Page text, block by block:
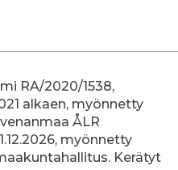
RA/2020/1538,
alkaen, myönnetty
ÅLR
myönnetty
Kerätyt